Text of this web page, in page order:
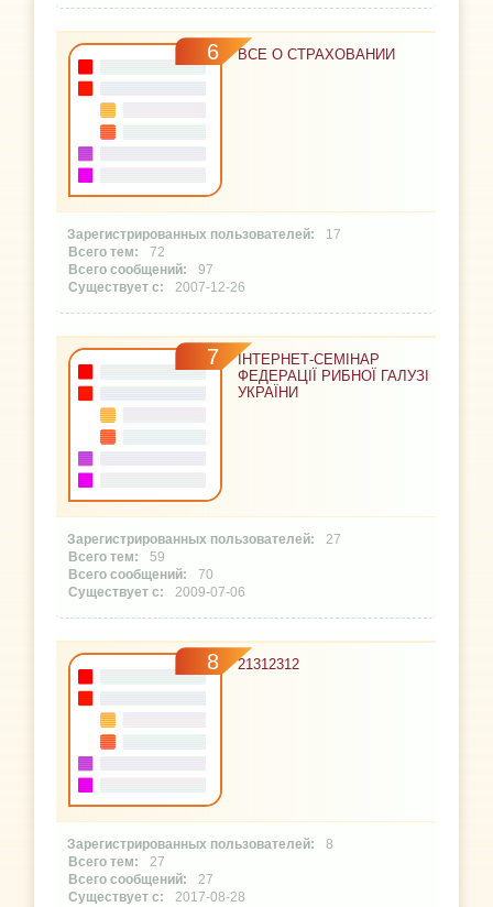
6 ВСЕ О СТРАХОВАНИИ
17
72
97
2007-12-26
7
ІНТЕРНЕТ-СЕМІНАР
ФЕДЕРАЦІЇ РИБНОЇ ГАЛУЗІ
УКРАЇНИ
27
59
70
2009-07-06
8 21312312
8
27
27
2017-08-28